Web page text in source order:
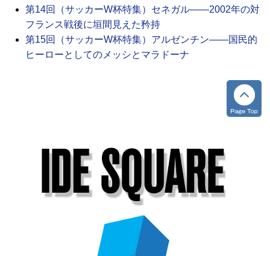
第14回（サッカーW杯特集）セネガル――2002年の対
フランス戦後に垣間見えた矜持
第15回（サッカーW杯特集）アルゼンチン――国民的
ヒーローとしてのメッシとマラドーナ